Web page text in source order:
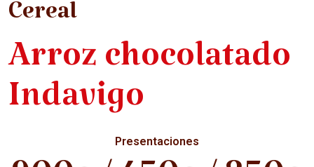
Cereal
Arroz chocolatado
Indavigo
Presentaciones